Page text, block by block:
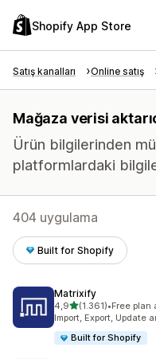
Shopify App Store
Satış kanalları Online satış
Mağaza verisi
Ürün bilgilerinden
platformlardaki
404 uygulama
Built for Shopify
Matrixify
4,95 yıldız üzerinden
(1.361)
toplam 1361•Free plan
Import, Export, Update
Built for Shopify